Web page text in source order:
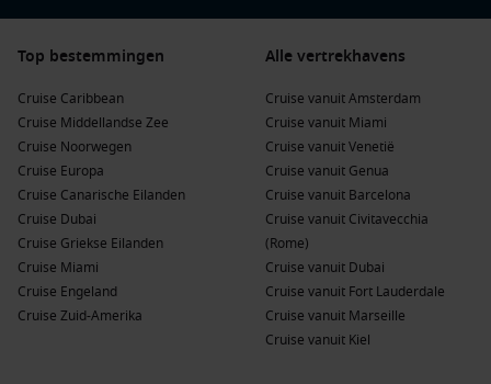
Top bestemmingen
Cruise Caribbean
Cruise Middellandse Zee
Cruise Noorwegen
Cruise Europa
Cruise Canarische Eilanden
Cruise Dubai
Cruise Griekse Eilanden
Cruise Miami
Cruise Engeland
Cruise Zuid-Amerika
Alle vertrekhavens
Cruise vanuit Amsterdam
Cruise vanuit Miami
Cruise vanuit Venetië
Cruise vanuit Genua
Cruise vanuit Barcelona
Cruise vanuit Civitavecchia
(Rome)
Cruise vanuit Dubai
Cruise vanuit Fort Lauderdale
Cruise vanuit Marseille
Cruise vanuit Kiel